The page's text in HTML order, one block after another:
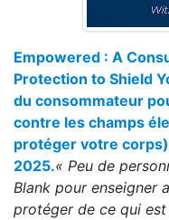
Empowered : A
Protection to Shield
du consommateur
contre les champs
protéger votre
2025.« Peu de
Blank pour enseigner
protéger de ce qui